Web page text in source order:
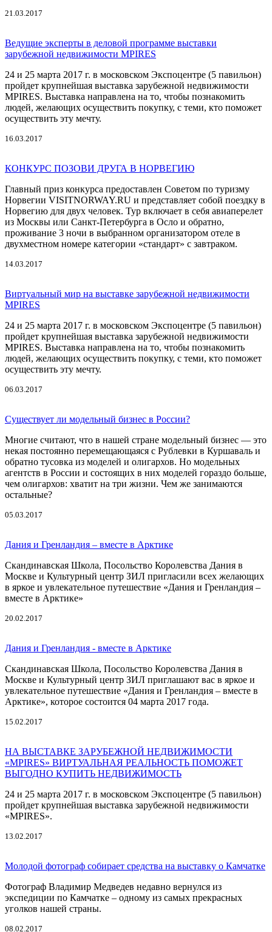
21.03.2017
Ведущие эксперты в деловой программе выставки
зарубежной недвижимости MPIRES
24 и 25 марта 2017 г. в московском Экспоцентре (5 павильон)
пройдет крупнейшая выставка зарубежной недвижимости
MPIRES. Выставка направлена на то, чтобы познакомить
людей, желающих осуществить покупку, с теми, кто поможет
осуществить эту мечту.
16.03.2017
КОНКУРС ПОЗОВИ ДРУГА В НОРВЕГИЮ
Главный приз конкурса предоставлен Советом по туризму
Норвегии VISITNORWAY.RU и представляет собой поездку в
Норвегию для двух человек. Тур включает в себя авиаперелет
из Москвы или Санкт-Петербурга в Осло и обратно,
проживание 3 ночи в выбранном организатором отеле в
двухместном номере категории «стандарт» с завтраком.
14.03.2017
Виртуальный мир на выставке зарубежной недвижимости
MPIRES
24 и 25 марта 2017 г. в московском Экспоцентре (5 павильон)
пройдет крупнейшая выставка зарубежной недвижимости
MPIRES. Выставка направлена на то, чтобы познакомить
людей, желающих осуществить покупку, с теми, кто поможет
осуществить эту мечту.
06.03.2017
Существует ли модельный бизнес в России?
Многие считают, что в нашей стране модельный бизнес — это
некая постоянно перемещающаяся с Рублевки в Куршаваль и
обратно тусовка из моделей и олигархов. Но модельных
агентств в России и состоящих в них моделей гораздо больше,
чем олигархов: хватит на три жизни. Чем же занимаются
остальные?
05.03.2017
Дания и Гренландия – вместе в Арктике
Скандинавская Школа, Посольство Королевства Дания в
Москве и Культурный центр ЗИЛ пригласили всех желающих
в яркое и увлекательное путешествие «Дания и Гренландия –
вместе в Арктике»
20.02.2017
Дания и Гренландия - вместе в Арктике
Скандинавская Школа, Посольство Королевства Дания в
Москве и Культурный центр ЗИЛ приглашают вас в яркое и
увлекательное путешествие «Дания и Гренландия – вместе в
Арктике», которое состоится 04 марта 2017 года.
15.02.2017
НА ВЫСТАВКЕ ЗАРУБЕЖНОЙ НЕДВИЖИМОСТИ
«MPIRES» ВИРТУАЛЬНАЯ РЕАЛЬНОСТЬ ПОМОЖЕТ
ВЫГОДНО КУПИТЬ НЕДВИЖИМОСТЬ
24 и 25 марта 2017 г. в московском Экспоцентре (5 павильон)
пройдет крупнейшая выставка зарубежной недвижимости
«MPIRES».
13.02.2017
Молодой фотограф собирает средства на выставку о Камчатке
Фотограф Владимир Медведев недавно вернулся из
экспедиции по Камчатке – одному из самых прекрасных
уголков нашей страны.
08.02.2017